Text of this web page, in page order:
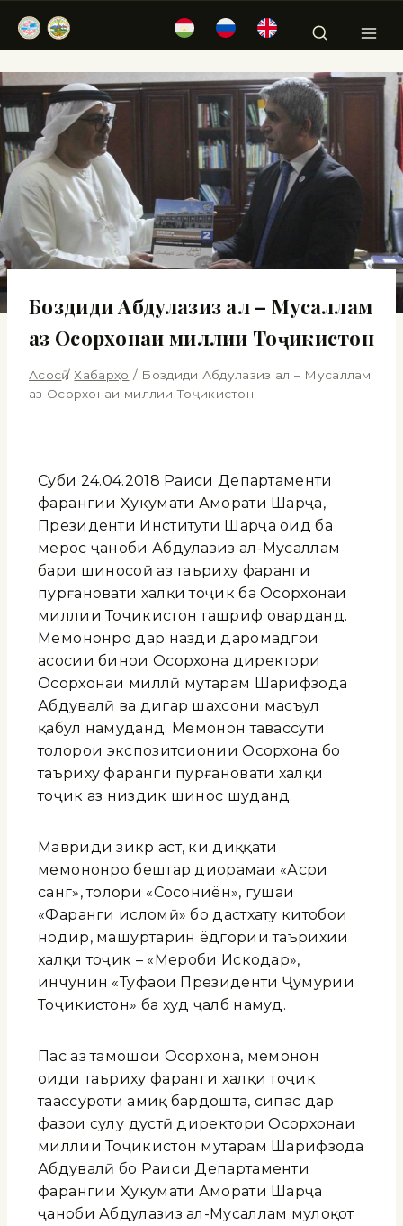
Боздиди Абдулазиз ал – Мусаллам
аз Осорхонаи миллии Тоҷикистон
Асосӣ / Хабарҳо / Боздиди Абдулазиз ал – Мусаллам
аз Осорхонаи миллии Тоҷикистон
Субҳи 24.04.2018 Раиси Департаменти
фарҳангии Ҳукумати Аморати Шарҷа,
Президенти Институти Шарҷа оид ба
мерос ҷаноби Абдулазиз ал-Мусаллам
баҳри шиносоӣ аз таъриху фарҳанги
пурғановати халқи тоҷик ба Осорхонаи
миллии Тоҷикистон ташриф оварданд.
Меҳмононро дар назди даромадгоҳи
асосии бинои Осорхона директори
Осорхонаи миллӣ муҳтарам Шарифзода
Абдувалӣ ва дигар шахсони масъул
қабул намуданд. Меҳмонон тавассути
толорҳои экспозитсионии Осорхона бо
таъриху фарҳанги пурғановати халқи
тоҷик аз низдик шинос шуданд.
Мавриди зикр аст, ки диққати
меҳмононро бештар диорамаи «Асри
санг», толори «Сосониён», гушаи
«Фарҳанги исломӣ» бо дастхату китобҳои
нодир, машҳуртарин ёдгории таърихии
халқи тоҷик – «Меҳроби Искодар»,
инчунин «Туҳфаҳои Президенти Ҷумҳурии
Тоҷикистон» ба худ ҷалб намуд.
Пас аз тамошои Осорхона, меҳмонон
оиди таъриху фарҳанги халқи тоҷик
таассуроти амиқ бардошта, сипас дар
фазои сулҳу дустӣ директори Осорхонаи
миллии Тоҷикистон муҳтарам Шарифзода
Абдувалӣ бо Раиси Департаменти
фарҳангии Ҳукумати Аморати Шарҷа
ҷаноби Абдулазиз ал-Мусаллам мулоқот